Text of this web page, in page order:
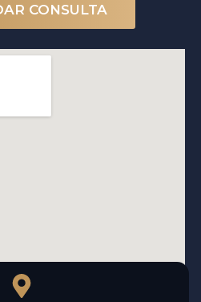
CONSULTA